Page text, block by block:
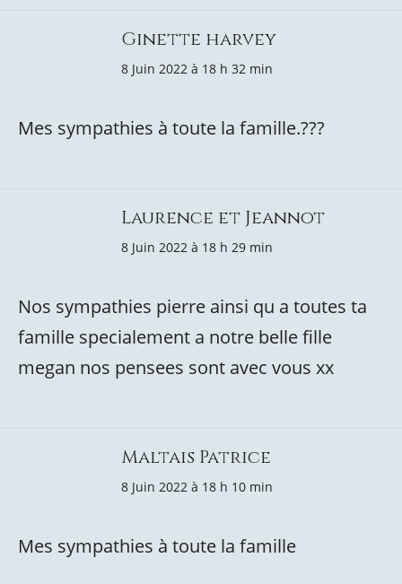
Ginette harvey
8 Juin 2022 à 18 h 32 min
Mes sympathies à toute la famille.???
Laurence et Jeannot
8 Juin 2022 à 18 h 29 min
Nos sympathies pierre ainsi qu a toutes ta
famille specialement a notre belle fille
megan nos pensees sont avec vous xx
Maltais Patrice
8 Juin 2022 à 18 h 10 min
Mes sympathies à toute la famille